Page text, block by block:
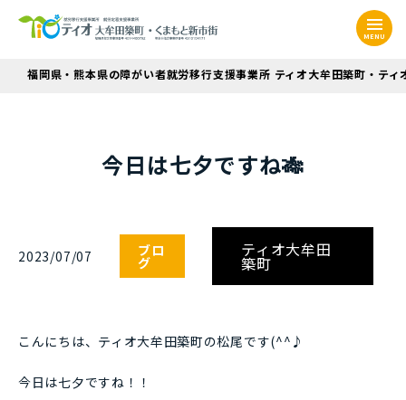
MENU
福岡県・熊本県の障がい者就労移行支援事業所 ティオ大牟田築町・ティ
今日は七夕ですね🎋
2023/07/07 ブロ
グ
ティオ大牟田
築町
こんにちは、ティオ大牟田築町の松尾です(^^♪
今日は七夕ですね！！